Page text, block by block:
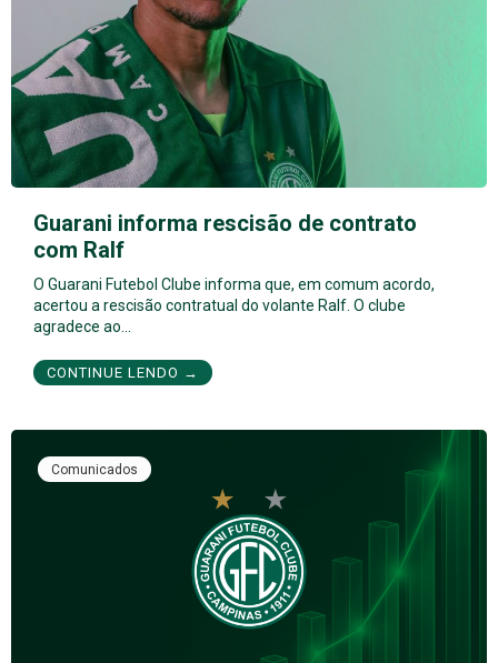
Guarani informa rescisão de contrato
com Ralf
O Guarani Futebol Clube informa que, em comum acordo,
acertou a rescisão contratual do volante Ralf. O clube
agradece ao…
CONTINUE LENDO →
Comunicados